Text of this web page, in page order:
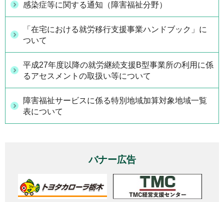
感染症等に関する通知（障害福祉分野）
「在宅における就労移行支援事業ハンドブック」に
ついて
平成27年度以降の就労継続支援B型事業所の利用に係
るアセスメントの取扱い等について
障害福祉サービスに係る特別地域加算対象地域一覧
表について
バナー広告